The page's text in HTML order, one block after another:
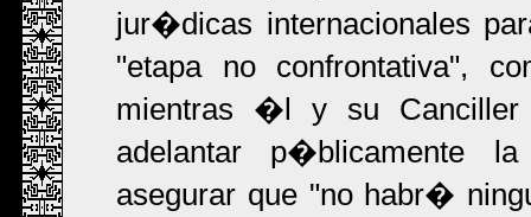
jur�dicas internacionales
"etapa no confrontativa",
mientras �l y su Canciller
adelantar p�blicamente
asegurar que "no habr�